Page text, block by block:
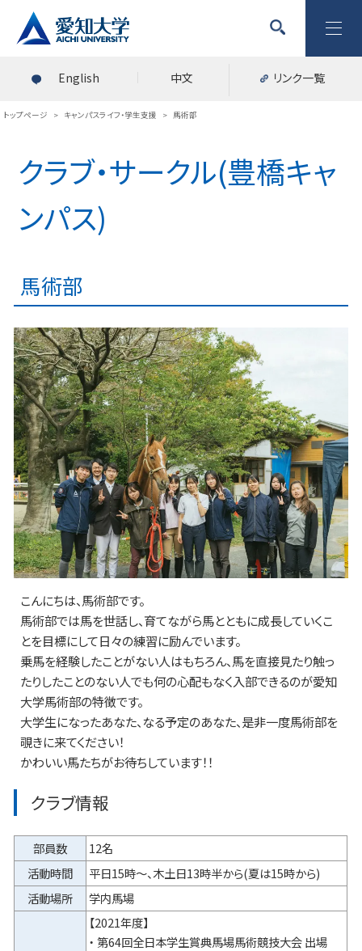
English 中文 リンク一覧
トップページ > キャンパスライフ・学生支援 > 馬術部
クラブ・サークル(豊橋キャ
ンパス)
馬術部
こんにちは、馬術部です。
馬術部では馬を世話し、育てながら馬とともに成長していくこ
とを目標にして日々の練習に励んでいます。
乗馬を経験したことがない人はもちろん、馬を直接見たり触っ
たりしたことのない人でも何の心配もなく入部できるのが愛知
大学馬術部の特徴です。
大学生になったあなた、なる予定のあなた、是非一度馬術部を
覗きに来てください！
かわいい馬たちがお待ちしています！！
クラブ情報
部員数
12名
活動時間
平日15時～、木土日13時半から(夏は15時から)
活動場所
学内馬場
【2021年度】
・ 第64回全日本学生賞典馬場馬術競技大会 出場